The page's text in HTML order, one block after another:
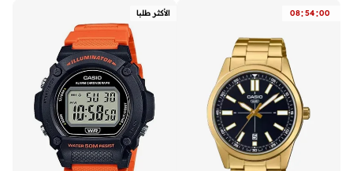
توصيل مجاني
على وشك النفاد
08:54:00 الأكثر طلبا